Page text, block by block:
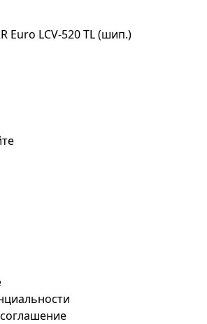
Euro LCV-520 TL (шип.)